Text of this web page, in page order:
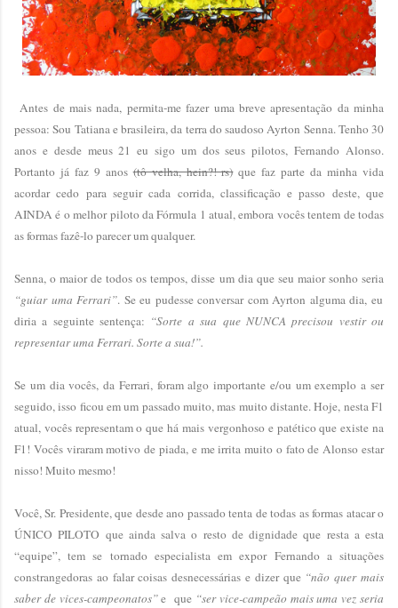
Antes de mais nada, permita-me fazer uma breve apresentação da minha
pessoa: Sou Tatiana e brasileira, da terra do saudoso Ayrton Senna. Tenho 30
anos e desde meus 21 eu sigo um dos seus pilotos, Fernando Alonso.
Portanto já faz 9 anos(tô velha, hein?! rs)que faz parte da minha vida
acordar cedo para seguir cada corrida, classificação e passo deste, que
AINDA é o melhor piloto da Fórmula 1 atual, embora vocês tentem de todas
as formas fazê-lo parecer um qualquer.
Senna, o maior de todos os tempos, disse um dia que seu maior sonho seria
“guiar uma Ferrari”. Se eu pudesse conversar com Ayrton alguma dia, eu
diria a seguinte sentença: “Sorte a sua que NUNCA precisou vestir ou
representar uma Ferrari. Sorte a sua!”.
Se um dia vocês, da Ferrari, foram algo importante e/ou um exemplo a ser
seguido, isso ficou em um passado muito, mas muito distante. Hoje, nesta F1
atual, vocês representam o que há mais vergonhoso e patético que existe na
F1! Vocês viraram motivo de piada, e me irrita muito o fato de Alonso estar
nisso! Muito mesmo!
Você, Sr. Presidente, que desde ano passado tenta de todas as formas atacar o
ÚNICO PILOTO que ainda salva o resto de dignidade que resta a esta
“equipe”, tem se tornado especialista em expor Fernando a situações
constrangedoras ao falar coisas desnecessárias e dizer que “não quer mais
saber de vices-campeonatos”e que “ser vice-campeão mais uma vez seria